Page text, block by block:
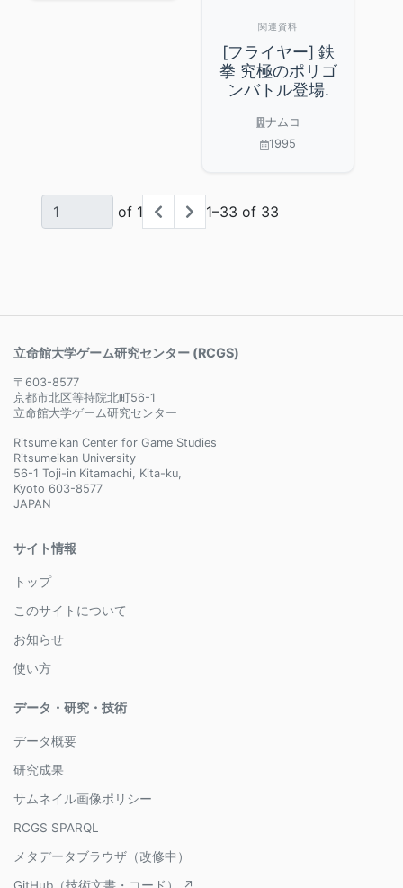
関連資料
[フライヤー] 鉄
拳 究極のポリゴ
ンバトル登場.
ナムコ
1995
of 1 1–33 of 33
立命館大学ゲーム研究センター (RCGS)
〒603-8577
京都市北区等持院北町56-1
立命館大学ゲーム研究センター
Ritsumeikan Center for Game Studies
Ritsumeikan University
56-1 Toji-in Kitamachi, Kita-ku,
Kyoto 603-8577
JAPAN
サイト情報
トップ
このサイトについて
お知らせ
使い方
データ・研究・技術
データ概要
研究成果
サムネイル画像ポリシー
RCGS SPARQL
メタデータブラウザ（改修中）